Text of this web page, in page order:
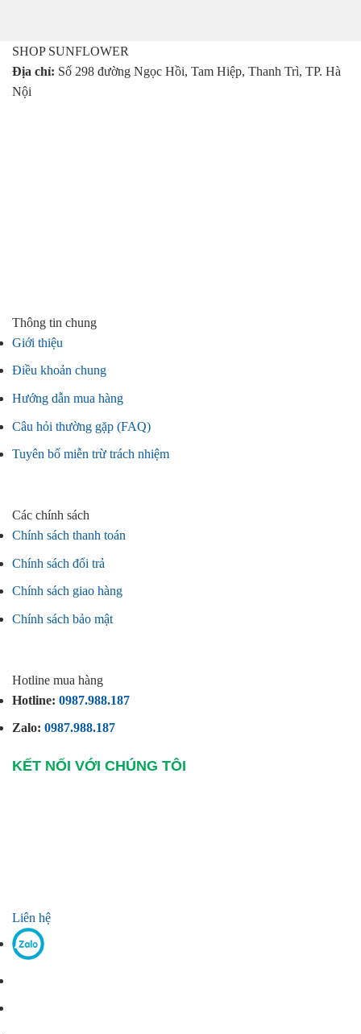
299.000 ₫.
SHOP SUNFLOWER
Địa chỉ: Số 298 đường Ngọc Hồi, Tam Hiệp, Thanh Trì, TP. Hà
Nội
Thông tin chung
Giới thiệu
Điều khoản chung
Hướng dẫn mua hàng
Câu hỏi thường gặp (FAQ)
Tuyên bố miễn trừ trách nhiệm
Các chính sách
Chính sách thanh toán
Chính sách đổi trả
Chính sách giao hàng
Chính sách bảo mật
Hotline mua hàng
Hotline: 0987.988.187
Zalo: 0987.988.187
KẾT NỐI VỚI CHÚNG TÔI
Liên hệ